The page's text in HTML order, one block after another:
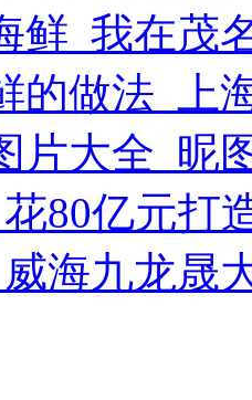
鲜_我在茂
的做法_上
片大全_昵
80亿元打
海九龙晟